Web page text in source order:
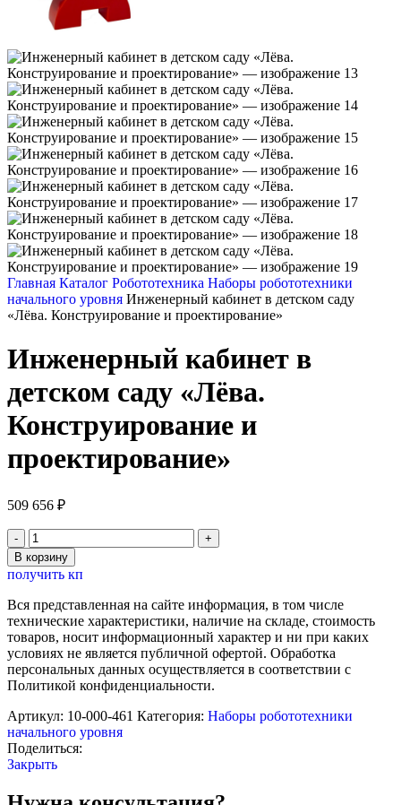
Главная Каталог Робототехника Наборы робототехники
начального уровня Инженерный кабинет в детском саду
«Лёва. Конструирование и проектирование»
Инженерный кабинет в
детском саду «Лёва.
Конструирование и
проектирование»
509 656 ₽
Количество
товара
Инженерный
кабинет
в
детском
саду
«Лёва.
Конструирование
и
проектирование»
В корзину
получить кп
Вся представленная на сайте информация, в том числе
технические характеристики, наличие на складе, стоимость
товаров, носит информационный характер и ни при каких
условиях не является публичной офертой. Обработка
персональных данных осуществляется в соответствии с
Политикой конфиденциальности.
Артикул: 10-000-461 Категория: Наборы робототехники
начального уровня
Поделиться:
Закрыть